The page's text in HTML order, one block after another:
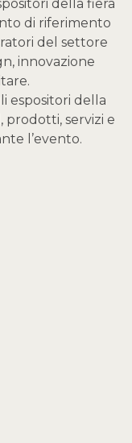
della fiera
di riferimento
del settore
innovazione
espositori della
prodotti, servizi e
l’evento.